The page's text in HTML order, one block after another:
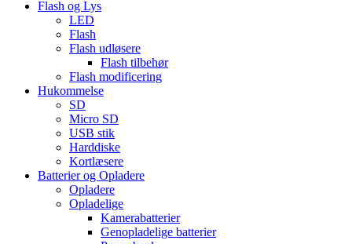
Flash og Lys
LED
Flash
Flash udløsere
Flash tilbehør
Flash modificering
Hukommelse
SD
Micro SD
USB stik
Harddiske
Kortlæsere
Batterier og Opladere
Opladere
Opladelige
Kamerabatterier
Genopladelige batterier